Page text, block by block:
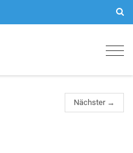
Nächster →